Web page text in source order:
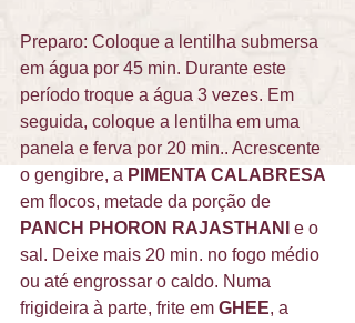
Preparo: Coloque a lentilha submersa
em água por 45 min. Durante este
período troque a água 3 vezes. Em
seguida, coloque a lentilha em uma
panela e ferva por 20 min.. Acrescente
o gengibre, a PIMENTA CALABRESA
em flocos, metade da porção de
PANCH PHORON RAJASTHANI
e o
sal. Deixe mais 20 min. no fogo médio
ou até engrossar o caldo. Numa
frigideira à parte, frite em GHEE, a